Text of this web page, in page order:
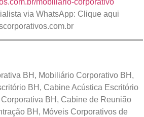
via WhatsApp: Clique aqui
BH, Mobiliário Corporativo BH,
BH, Cabine Acústica Escritório
BH, Cabine de Reunião
BH, Móveis Corporativos de